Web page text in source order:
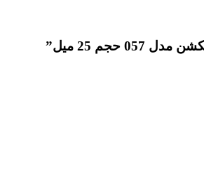
25 میل”